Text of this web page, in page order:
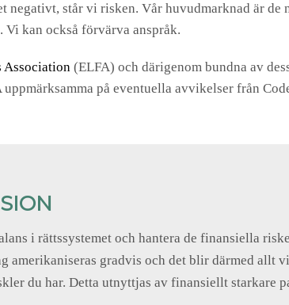
står vi risken. Vår huvudmarknad är de
kan också förvärva anspråk.
Association (ELFA) och därigenom bundna av
på eventuella avvikelser från
i rättssystemet och hantera de finansiella
amerikaniseras gradvis och det blir därmed allt
du har. Detta utnyttjas av finansiellt starkare